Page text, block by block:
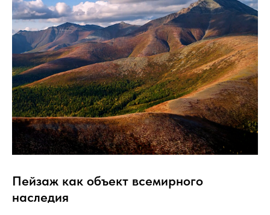
Пейзаж как объект всемирного
наследия